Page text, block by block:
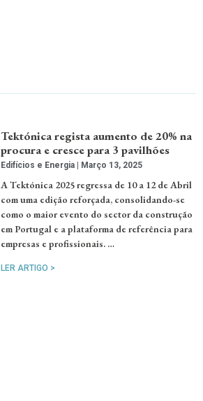
Tektónica regista aumento de 20% na
procura e cresce para 3 pavilhões
Edifícios e Energia Março 13, 2025
A Tektónica 2025 regressa de 10 a 12 de Abril
com uma edição reforçada, consolidando-se
como o maior evento do sector da construção
em Portugal e a plataforma de referência para
empresas e profissionais. …
LER ARTIGO >